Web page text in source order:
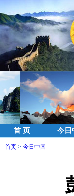
首 页 今日
首页 > 今日中国